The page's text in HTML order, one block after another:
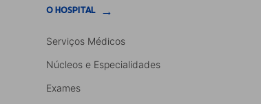
O HOSPITAL →
Serviços Médicos
Núcleos e Especialidades
Exames